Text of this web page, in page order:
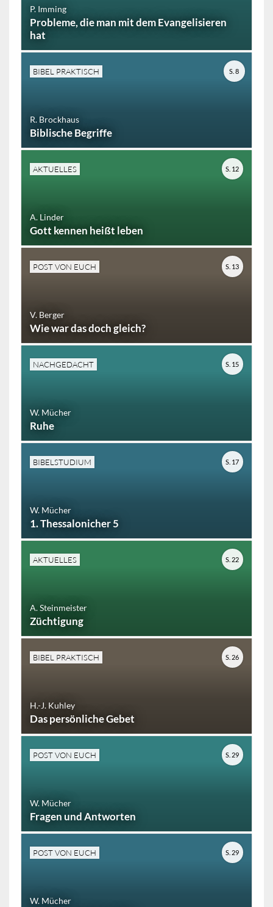
P. Imming
Probleme, die man mit dem Evangelisieren
hat
BIBEL PRAKTISCH
R. Brockhaus
Biblische Begriffe
S. 8
AKTUELLES
A. Linder
Gott kennen heißt leben
S. 12
POST VON EUCH
V. Berger
Wie war das doch gleich?
S. 13
NACHGEDACHT
W. Mücher
Ruhe
S. 15
BIBELSTUDIUM
W. Mücher
1. Thessalonicher 5
S. 17
AKTUELLES
A. Steinmeister
Züchtigung
S. 22
BIBEL PRAKTISCH
H.-J. Kuhley
Das persönliche Gebet
S. 26
POST VON EUCH
W. Mücher
Fragen und Antworten
S. 29
POST VON EUCH
W. Mücher
S. 29